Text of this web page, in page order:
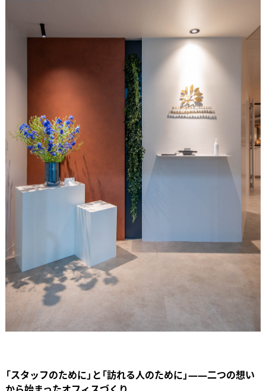
「スタッフのために」と「訪れる人のために」——二つの想い